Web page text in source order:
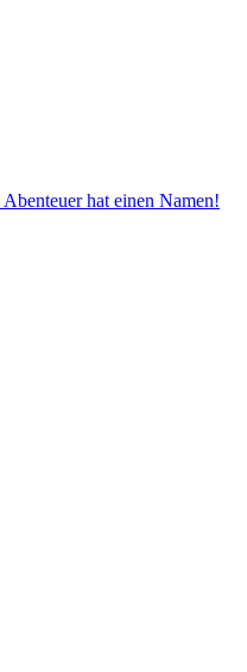
Abenteuer hat einen Namen!